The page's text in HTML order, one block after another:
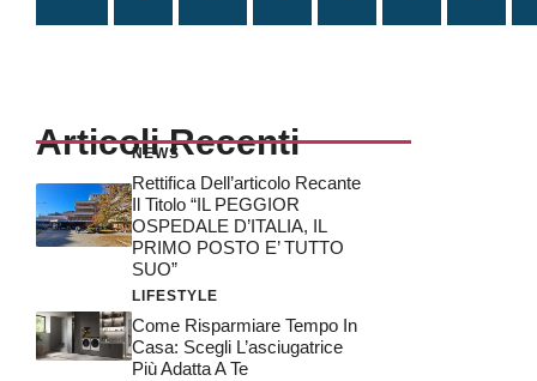
Articoli Recenti
NEWS
Rettifica Dell’articolo Recante
Il Titolo “IL PEGGIOR
OSPEDALE D’ITALIA, IL
PRIMO POSTO E’ TUTTO
SUO”
LIFESTYLE
Come Risparmiare Tempo In
Casa: Scegli L’asciugatrice
Più Adatta A Te